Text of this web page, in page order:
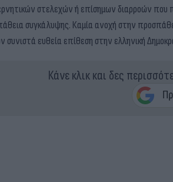
στελεχών ή επίσημων διαρροών που
συγκάλυψης. Καμία ανοχή στην
ευθεία επίθεση στην ελληνική
Κάνε κλικ και δες